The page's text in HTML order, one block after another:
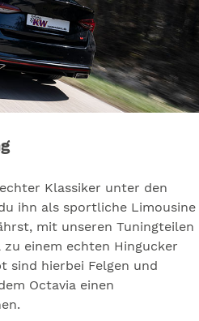
Klassiker unter den
ihn als sportliche Limousine
mit unseren Tuningteilen
einem echten Hingucker
sind hierbei Felgen und
Octavia einen